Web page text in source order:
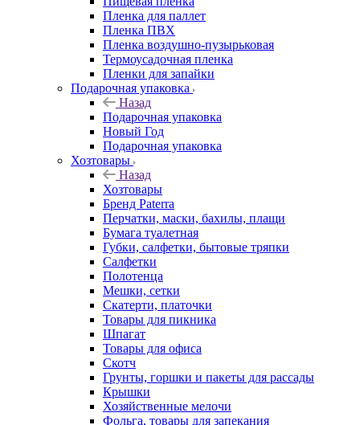
Пленка для паллет
Пленка ПВХ
Пленка воздушно-пузырьковая
Термоусадочная пленка
Пленки для запайки
Подарочная упаковка
Назад
Подарочная упаковка
Новый Год
Подарочная упаковка
Хозтовары
Назад
Хозтовары
Бренд Paterra
Перчатки, маски, бахилы, плащи
Бумага туалетная
Губки, салфетки, бытовые тряпки
Салфетки
Полотенца
Мешки, сетки
Скатерти, платочки
Товары для пикника
Шпагат
Товары для офиса
Скотч
Грунты, горшки и пакеты для рассады
Крышки
Хозяйственные мелочи
Фольга, товары для запекания